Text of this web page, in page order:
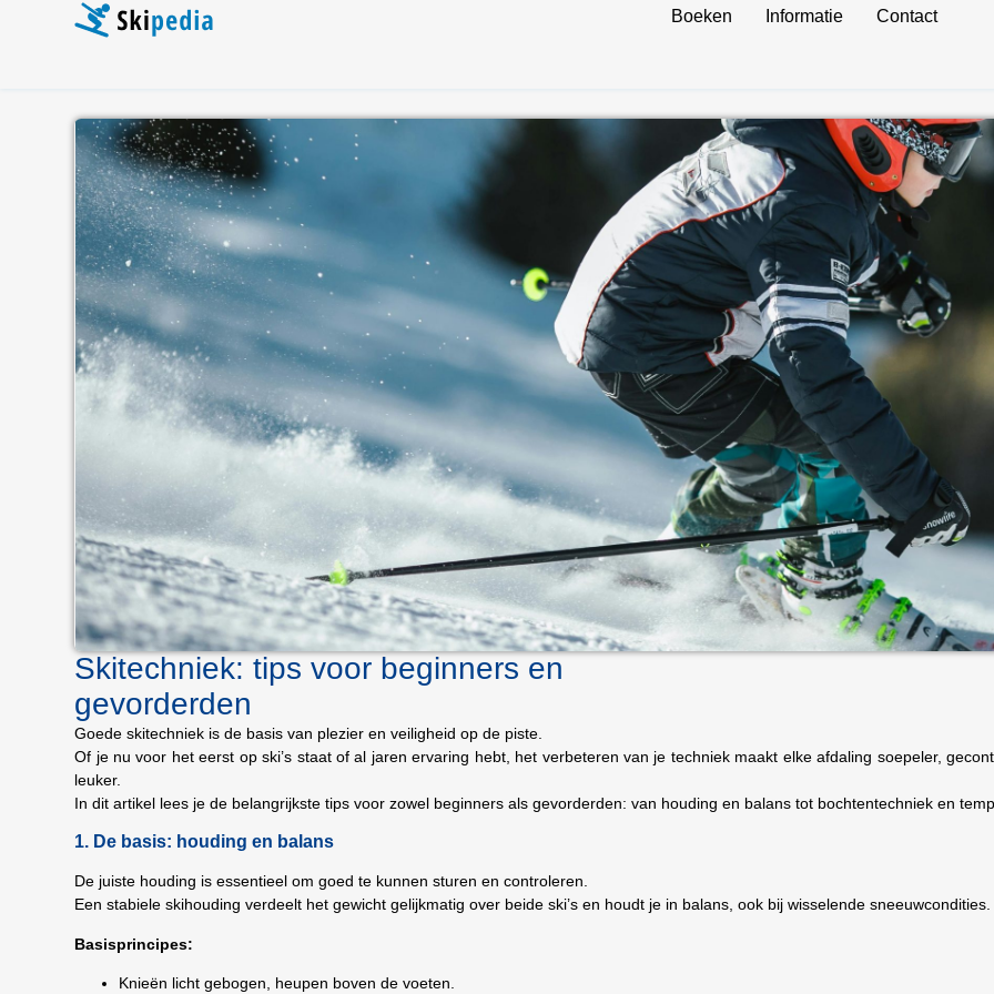
Boeken Informatie Contact
Skitechniek: tips voor beginners en
gevorderden
Goede skitechniek is de basis van plezier en veiligheid op de piste.
Of je nu voor het eerst op ski’s staat of al jaren ervaring hebt, het verbeteren van je techniek maakt elke afdaling soepeler,
leuker.
In dit artikel lees je de belangrijkste tips voor zowel beginners als gevorderden: van houding en balans tot bochtentechniek en
1. De basis: houding en balans
De juiste houding is essentieel om goed te kunnen sturen en controleren.
Een stabiele skihouding verdeelt het gewicht gelijkmatig over beide ski’s en houdt je in balans, ook bij wisselende sneeuwcondities.
Basisprincipes:
Knieën licht gebogen, heupen boven de voeten.